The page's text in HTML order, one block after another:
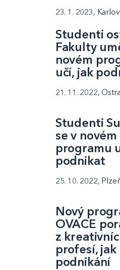
23. 1. 2023,
Studenti
Fakulty
novém
učí, jak
21. 11. 2022,
Studenti
se v novém
programu
podnikat
25. 10. 2022,
Nový
OVACE
z
profesí, jak
podnikání